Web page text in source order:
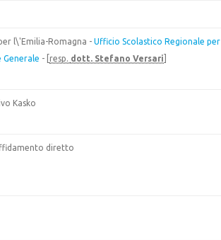
l\'Emilia-Romagna - Ufficio Scolastico Regionale per
Generale - [ resp. dott. Stefano Versari
Kasko
diretto